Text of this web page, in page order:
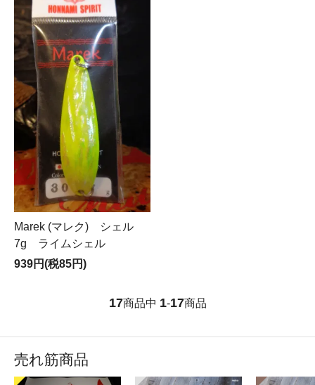
Marek (マレク) シェル
7g ライムシェル
939円(税85円)
17商品中 1-17商品
売れ筋商品